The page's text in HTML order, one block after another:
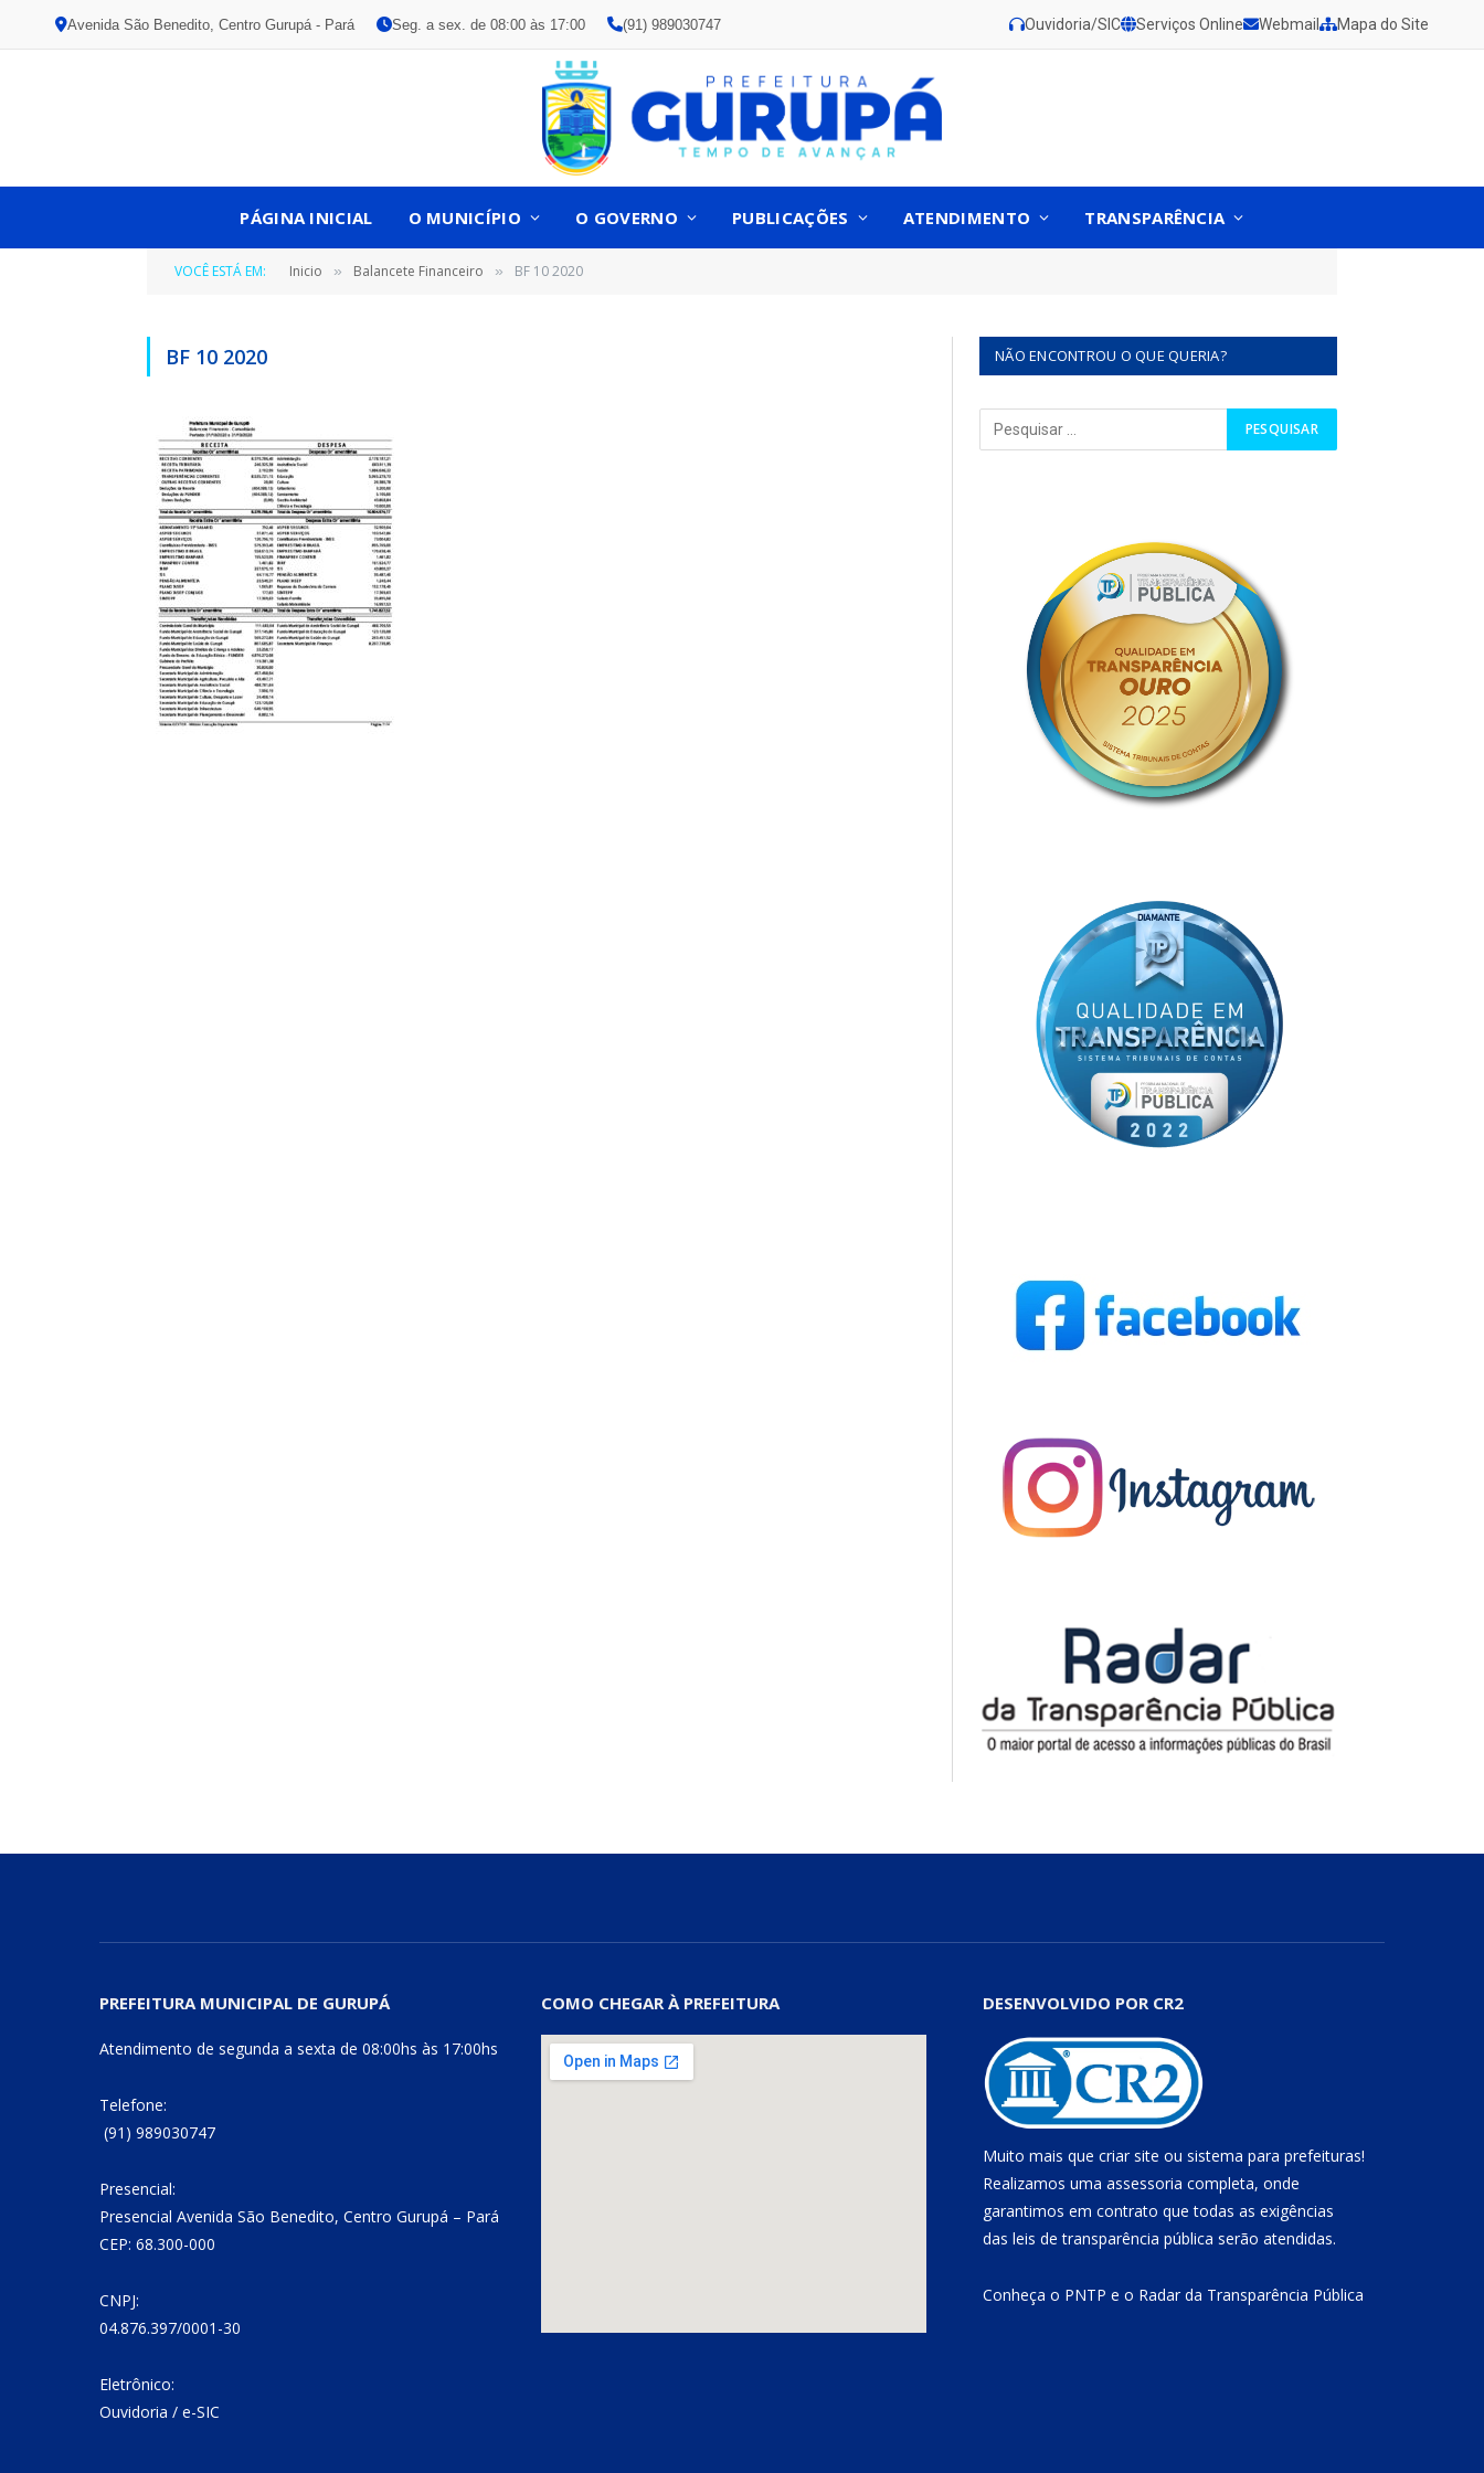
Avenida São Benedito, Centro Gurupá - Pará Seg. a sex. de 08:00 às 17:00 (91) 989030747 Ouvidoria/SIC Serviços Online Webmail Mapa do Site
PÁGINA INICIAL O MUNICÍPIO O GOVERNO PUBLICAÇÕES ATENDIMENTO TRANSPARÊNCIA
VOCÊ ESTÁ EM: Inicio » Balancete Financeiro » BF 10 2020
BF 10 2020 NÃO ENCONTROU O QUE QUERIA?
PREFEITURA MUNICIPAL DE GURUPÁ
Atendimento de segunda a sexta de 08:00hs às 17:00hs
Telefone:
(91) 989030747
Presencial:
Presencial Avenida São Benedito, Centro Gurupá – Pará
CEP: 68.300-000
CNPJ:
04.876.397/0001-30
Eletrônico:
Ouvidoria / e-SIC
COMO CHEGAR À PREFEITURA DESENVOLVIDO POR CR2
Muito mais que criar site ou sistema para prefeituras!
Realizamos uma assessoria completa, onde
garantimos em contrato que todas as exigências
das leis de transparência pública serão atendidas.
Conheça o PNTP e o Radar da Transparência Pública